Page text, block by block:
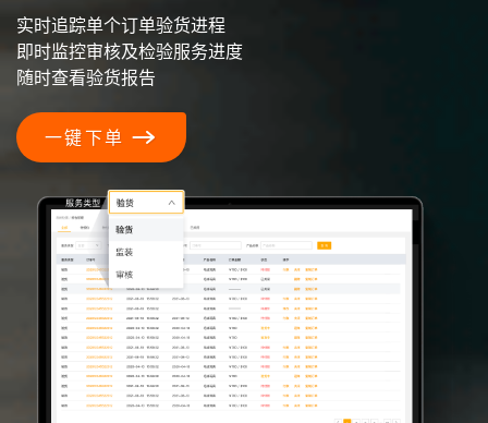
实时追踪单个订单验货进程
即时监控审核及检验服务进度
随时查看验货报告
一键下单